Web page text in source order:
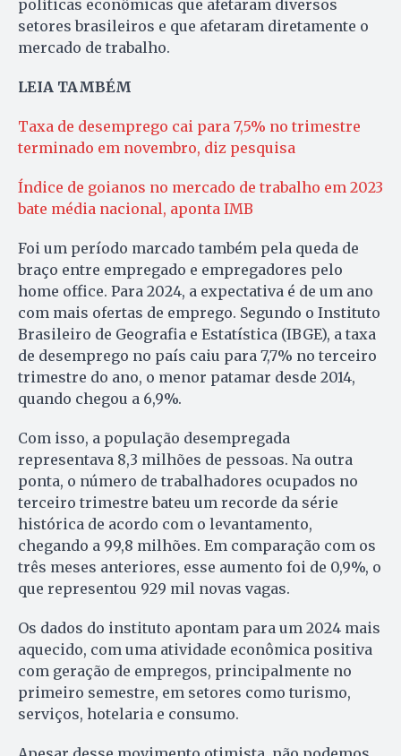
políticas econômicas que afetaram diversos
setores brasileiros e que afetaram diretamente o
mercado de trabalho.
LEIA TAMBÉM
Taxa de desemprego cai para 7,5% no trimestre
terminado em novembro, diz pesquisa
Índice de goianos no mercado de trabalho em 2023
bate média nacional, aponta IMB
Foi um período marcado também pela queda de
braço entre empregado e empregadores pelo
home office. Para 2024, a expectativa é de um ano
com mais ofertas de emprego. Segundo o Instituto
Brasileiro de Geografia e Estatística (IBGE), a taxa
de desemprego no país caiu para 7,7% no terceiro
trimestre do ano, o menor patamar desde 2014,
quando chegou a 6,9%.
Com isso, a população desempregada
representava 8,3 milhões de pessoas. Na outra
ponta, o número de trabalhadores ocupados no
terceiro trimestre bateu um recorde da série
histórica de acordo com o levantamento,
chegando a 99,8 milhões. Em comparação com os
três meses anteriores, esse aumento foi de 0,9%, o
que representou 929 mil novas vagas.
Os dados do instituto apontam para um 2024 mais
aquecido, com uma atividade econômica positiva
com geração de empregos, principalmente no
primeiro semestre, em setores como turismo,
serviços, hotelaria e consumo.